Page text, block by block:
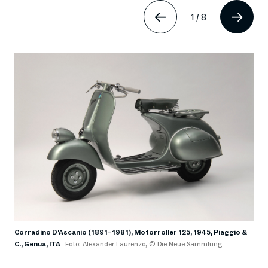
1 / 8
Corradino D'Ascanio (1891–1981), Motorroller 125, 1945, Piaggio &
C., Genua, ITA
Foto: Alexander Laurenzo, © Die Neue Sammlung